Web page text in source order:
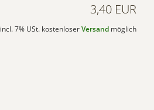
3,40 EUR
incl. 7% USt. kostenloser Versand möglich